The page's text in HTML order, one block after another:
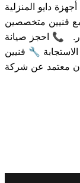
دايو المنزلية
فنيين متخصصين
📞 احجز صيانة
🔧 فنيين